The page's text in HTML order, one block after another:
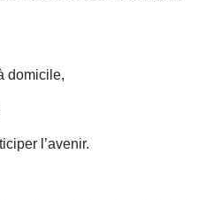
domicile,
l’avenir.